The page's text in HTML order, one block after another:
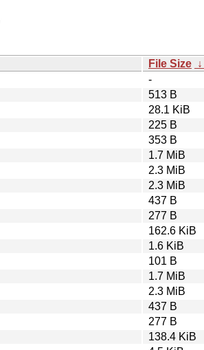
File Size ↓
-
513 B
28.1 KiB
225 B
353 B
1.7 MiB
2.3 MiB
2.3 MiB
437 B
277 B
162.6 KiB
1.6 KiB
101 B
1.7 MiB
2.3 MiB
437 B
277 B
138.4 KiB